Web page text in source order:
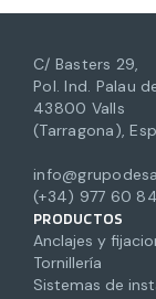
C/ Basters 29,
Pol. Ind. Palau
43800 Valls
(Tarragona),
(+34) 977 60
PRODUCTOS
Anclajes y
Tornillería
Sistemas de